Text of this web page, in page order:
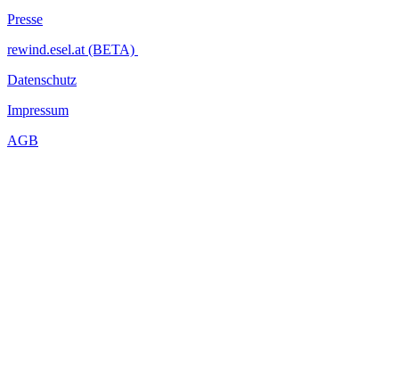
Presse
rewind.esel.at (BETA)
Datenschutz
Impressum
AGB